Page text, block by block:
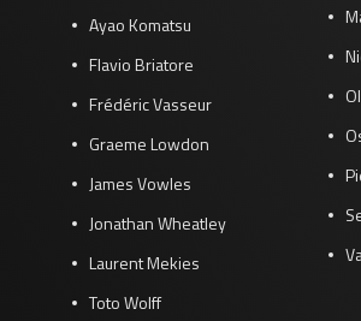
Ayao Komatsu
Flavio Briatore
Frédéric Vasseur
Graeme Lowdon
James Vowles
Jonathan Wheatley
Laurent Mekies
Toto Wolff